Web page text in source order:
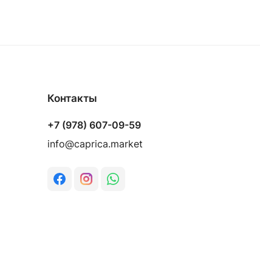
Контакты
+7 (978) 607-09-59
info@caprica.market